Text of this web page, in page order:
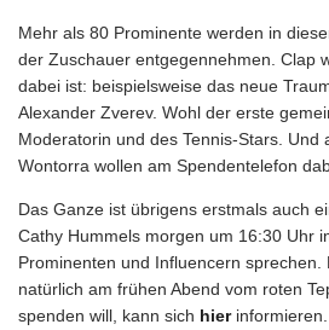
Mehr als 80 Prominente werden in
der Zuschauer entgegennehmen. Clap
dabei ist: beispielsweise das neue
Alexander Zverev. Wohl der erste
Moderatorin und des Tennis-Stars.
Wontorra wollen am Spendentelefon
Das Ganze ist übrigens erstmals auch
Cathy Hummels morgen um 16:30 Uhr
Prominenten und Influencern
natürlich am frühen Abend vom roten
spenden will, kann sich hier